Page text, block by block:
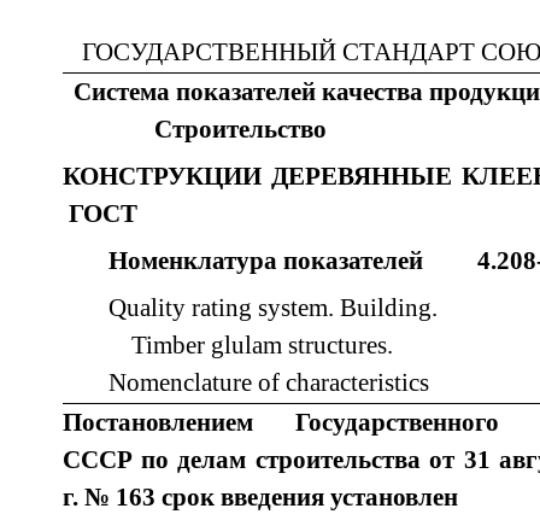
ГОСУДАРСТВЕННЫЙ СТАНДАРТ
Система показателей качества
Строительство
КОНСТРУКЦИИ ДЕРЕВЯННЫЕ
ГОСТ
Номенклатура показателей
Quality rating system. Building.
Timber glulam structures.
Nomenclature of characteristics
Постановлением Государственного
СССР по делам строительства от 31
г. № 163 срок введения установлен